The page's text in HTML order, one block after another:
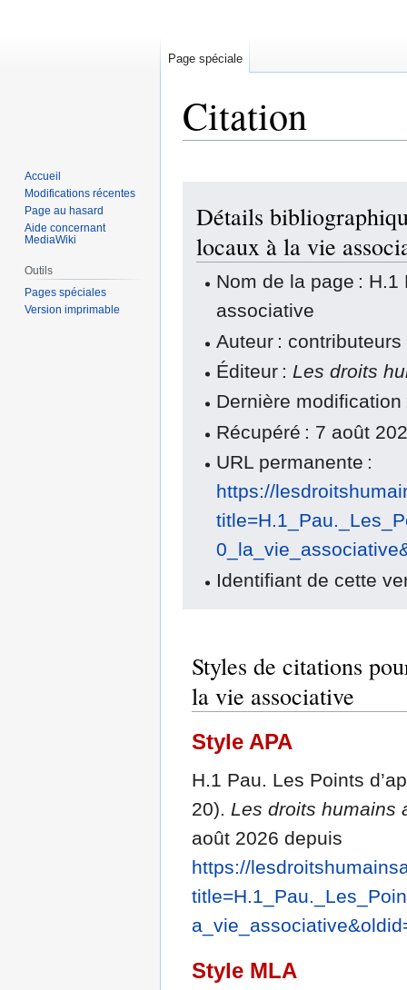
Citation
navigation
recherche
Détails
locaux à la vie
Nom de la page :
associative
Auteur :
Éditeur : Les droits
Dernière
Récupéré : 7 août
URL permanente :
https://
Identifiant de cette
Styles de citations
la vie associative
Style APA
H.1 Pau. Les Points
20). Les droits humains
août 2026 depuis
https://
Style MLA
Page spéciale
Accueil
Modifications récentes
Page au hasard
Aide concernant
MediaWiki
Outils
Pages spéciales
Version imprimable